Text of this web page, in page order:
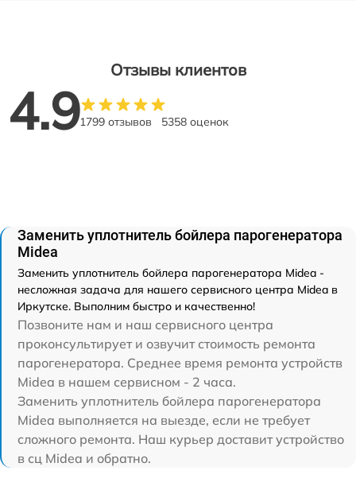
Отзывы клиентов
4.91799 отзывов 5358 оценок
Заменить уплотнитель бойлера парогенератора
Midea
Заменить уплотнитель бойлера парогенератора Midea -
несложная задача для нашего сервисного центра Midea в
Иркутске. Выполним быстро и качественно!
Позвоните нам и наш сервисного центра
проконсультирует и озвучит стоимость ремонта
парогенератора. Среднее время ремонта устройств
Midea в нашем сервисном - 2 часа.
Заменить уплотнитель бойлера парогенератора
Midea выполняется на выезде, если не требует
сложного ремонта. Наш курьер доставит устройство
в сц Midea и обратно.